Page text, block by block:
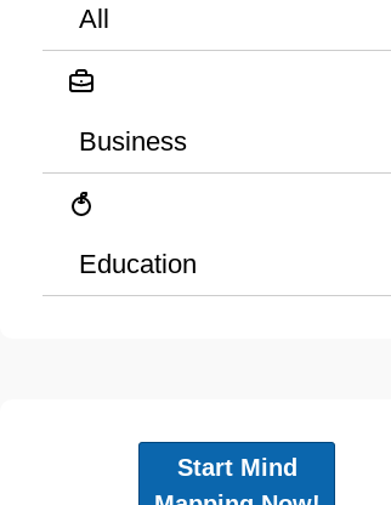
All
Business
Education
Start Mind